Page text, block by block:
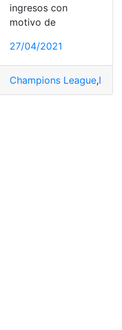
Estados Unidos
ingresos con
motivo de
27/04/2021
Champions League,